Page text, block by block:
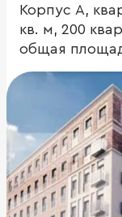
Корпус А,
кв. м, 200
общая